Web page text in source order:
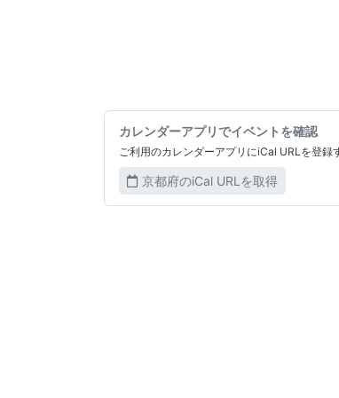
カレンダーアプリでイベントを確認
ご利用のカレンダーアプリにiCal URLを登録
京都府のiCal URLを取得